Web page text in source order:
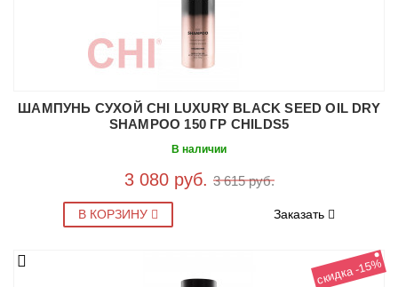
ШАМПУНЬ СУХОЙ CHI LUXURY BLACK SEED OIL DRY
SHAMPOO 150 ГР CHILDS5
В наличии
3 080 руб. 3 615 руб.
В КОРЗИНУ Заказать
скидка -15%